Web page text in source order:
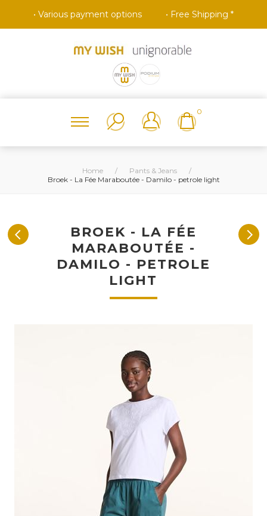
• Various payment options • Free Shipping *
0
Home / Pants & Jeans
/
Broek - La Fée Maraboutée - Damilo - petrole light
BROEK - LA FÉE
MARABOUTÉE -
DAMILO - PETROLE
LIGHT